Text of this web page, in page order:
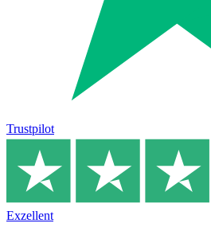
Trustpilot
Exzellent